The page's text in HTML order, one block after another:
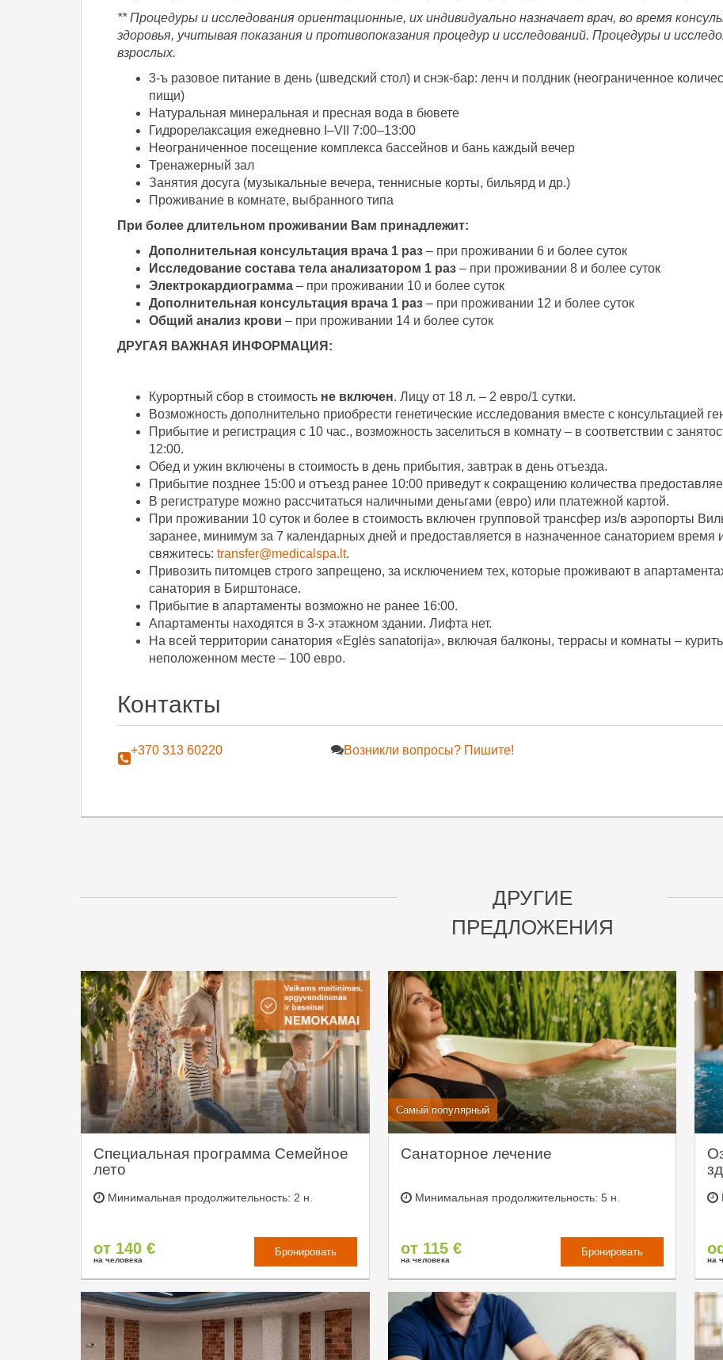
** Процедуры и исследования ориентационные, их индивидуально назначает врач, во время
здоровья, учитывая показания и противопоказания процедур и исследований. Процедуры и
взрослых.
3-ъ разовое питание в день (шведский стол) и снэк-бар: ленч и полдник (неограниченное
пищи)
Натуральная минеральная и пресная вода в бювете
Гидрорелаксация ежедневно I–VII 7:00–13:00
Неограниченное посещение комплекса бассейнов и бань каждый вечер
Тренажерный зал
Занятия досуга (музыкальные вечера, теннисные корты, бильярд и др.)
Проживание в комнате, выбранного типа
При более длительном проживании Вам принадлежит:
Дополнительная консультация врача 1 раз – при проживании 6 и более суток
Исследование состава тела анализатором 1 раз – при проживании 8 и более суток
Электрокардиограмма – при проживании 10 и более суток
Дополнительная консультация врача 1 раз – при проживании 12 и более суток
Общий анализ крови – при проживании 14 и более суток
ДРУГАЯ ВАЖНАЯ ИНФОРМАЦИЯ:
Курортный сбор в стоимость не включен. Лицу от 18 л. – 2 евро/1 сутки.
Возможность дополнительно приобрести генетические исследования вместе с консультацией
Прибытие и регистрация с 10 час., возможность заселиться в комнату – в соответствии с
12:00.
Обед и ужин включены в стоимость в день прибытия, завтрак в день отъезда.
Прибытие позднее 15:00 и отъезд ранее 10:00 приведут к сокращению количества
В регистратуре можно рассчитаться наличными деньгами (евро) или платежной картой.
При проживании 10 суток и более в стоимость включен групповой трансфер из/в аэропорты
заранее, минимум за 7 календарных дней и предоставляется в назначенное санаторием
свяжитесь: transfer@medicalspa.lt.
Привозить питомцев строго запрещено, за исключением тех, которые проживают в
санатория в Бирштонасе.
Прибытие в апартаменты возможно не ранее 16:00.
Апартаменты находятся в 3-х этажном здании. Лифта нет.
На всей территории санатория «Eglės sanatorijа», включая балконы, террасы и комнаты –
неположенном месте – 100 евро.
Контакты
+370 313 60220 Возникли вопросы? Пишите!
ДРУГИЕ
ПРЕДЛОЖЕНИЯ
Специальная программа Семейное
лето
Минимальная продолжительность: 2 н.
от 140 €
на человека
Бронировать
Самый популярный
Санаторное лечение
Минимальная продолжительность: 5 н.
от 115 €
на человека
Бронировать
на